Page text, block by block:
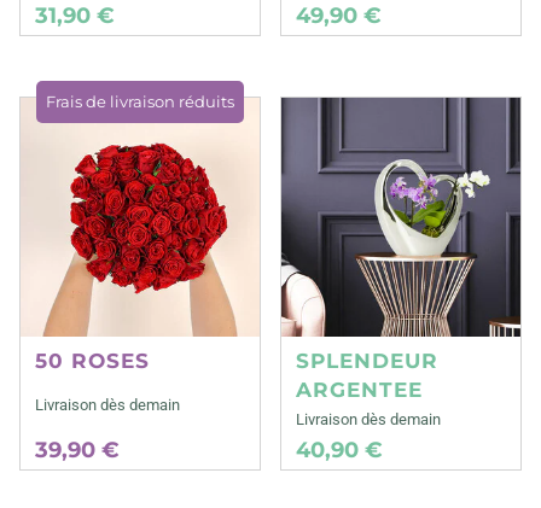
31,90 € 49,90 €
Frais de livraison réduits
50 ROSES
Livraison dès demain
39,90 €
SPLENDEUR
ARGENTEE
Livraison dès demain
40,90 €